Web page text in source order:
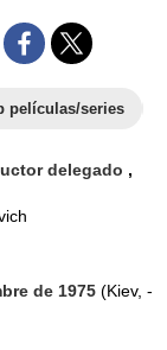
películas/series
delegado ,
de 1975(Kiev, -